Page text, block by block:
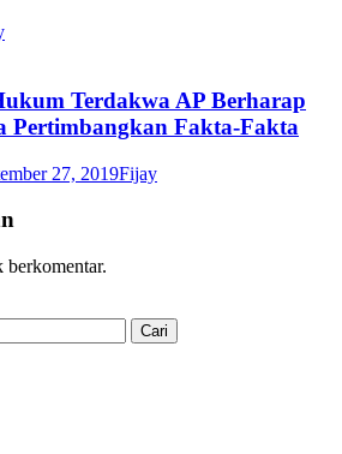
Terdakwa AP Berharap
Pertimbangkan Fakta-Fakta
27, 2019Fijay
berkomentar.